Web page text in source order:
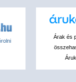
Árak és